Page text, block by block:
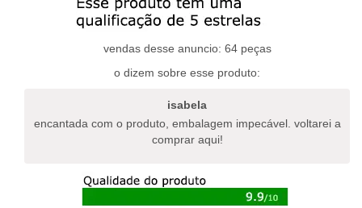
página
produto
vendas desse anuncio: 64 peças
o dizem sobre esse produto:
isabela
encantada com o produto, embalagem impecável. voltarei a
comprar aqui!